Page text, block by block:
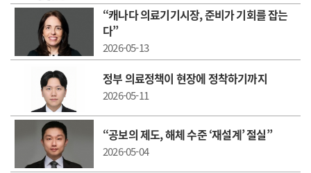
“캐나다 의료기기시장, 준비가 기회를 잡는
다”
2026-05-13
정부 의료정책이 현장에 정착하기까지
2026-05-11
“공보의 제도, 해체 수준 ‘재설계’ 절실”
2026-05-04